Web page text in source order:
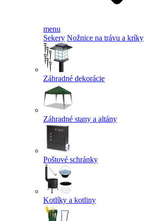
menu
Sekery Nožnice na trávu a kríky
Záhradné dekorácie
Záhradné stany a altány
Poštové schránky
Kotlíky a kotliny